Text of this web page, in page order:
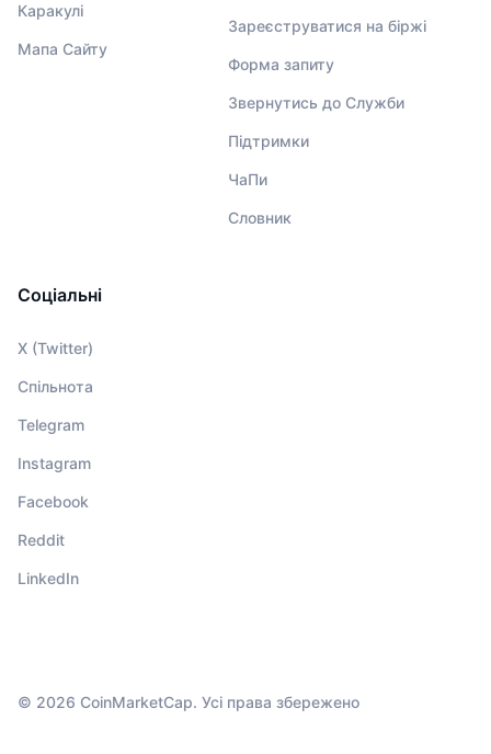
Каракулі
Мапа Сайту
Зареєструватися на біржі
Форма запиту
Звернутись до Служби
Підтримки
ЧаПи
Словник
Соціальні
X (Twitter)
Спільнота
Telegram
Instagram
Facebook
Reddit
LinkedIn
© 2026 CoinMarketCap. Усі права збережено